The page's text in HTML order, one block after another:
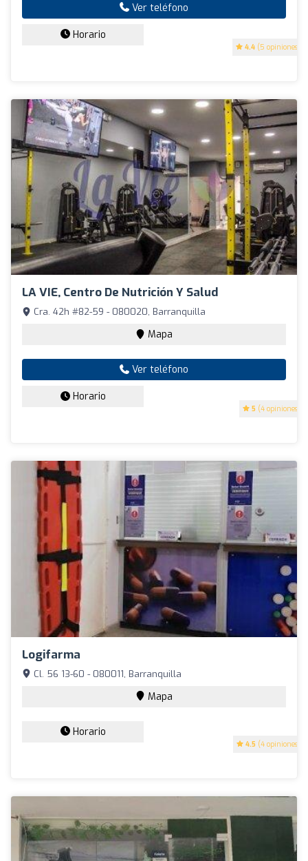
4.4 (5 opiniones)
Ver teléfono
Horario
LA VIE, Centro De Nutrición Y Salud
5 (4 opiniones)
Cra. 42h #82-59 - 080020, Barranquilla
Mapa
Ver teléfono
Horario
Logifarma
4.5 (4 opiniones)
Cl. 56 13-60 - 080011, Barranquilla
Mapa
Horario